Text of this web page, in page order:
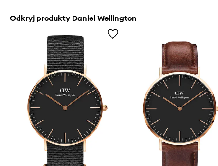
Odkryj produkty Daniel Wellington